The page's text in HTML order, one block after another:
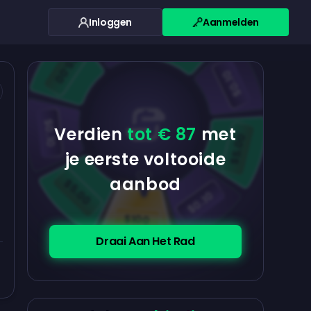
Inloggen Aanmelden
Verdien tot € 87 met
je eerste voltooide
aanbod
Draai Aan Het Rad
$100
$5.00
$0.10
$5.00
$0.10 $5.00
$5.00